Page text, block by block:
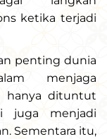
ketika terjadi
penting dunia
menjaga
hanya dituntut
juga menjadi
Sementara itu,